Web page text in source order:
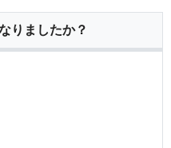
りましたか？